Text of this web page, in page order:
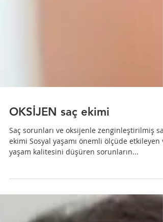
OKSİJEN saç ekimi
Saç sorunları ve oksijenle zenginleştirilmiş saç